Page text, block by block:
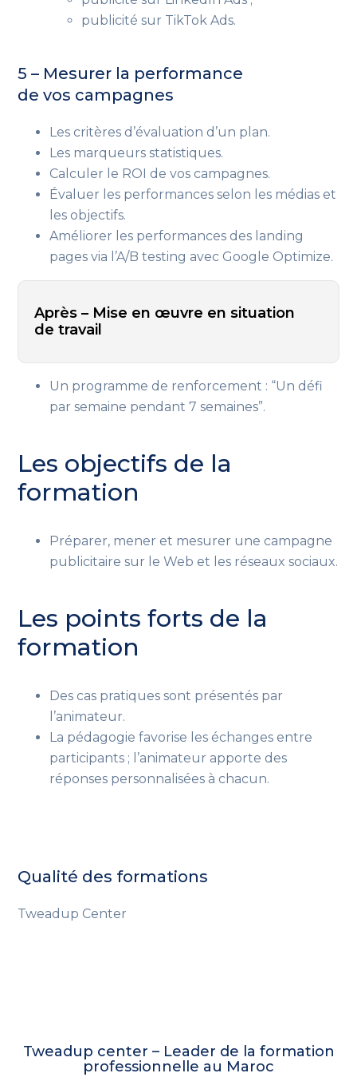
publicité sur TikTok Ads.
5 – Mesurer la performance
de vos campagnes
Les critères d’évaluation d’un plan.
Les marqueurs statistiques.
Calculer le ROI de vos campagnes.
Évaluer les performances selon les médias et
les objectifs.
Améliorer les performances des landing
pages via l’A/B testing avec Google Optimize.
Après – Mise en œuvre en situation
de travail
Un programme de renforcement : “Un défi
par semaine pendant 7 semaines”.
Les objectifs de la
formation
Préparer, mener et mesurer une campagne
publicitaire sur le Web et les réseaux sociaux.
Les points forts de la
formation
Des cas pratiques sont présentés par
l’animateur.
La pédagogie favorise les échanges entre
participants ; l’animateur apporte des
réponses personnalisées à chacun.
Qualité des formations
Tweadup Center
Tweadup center – Leader de la formation
professionnelle au Maroc